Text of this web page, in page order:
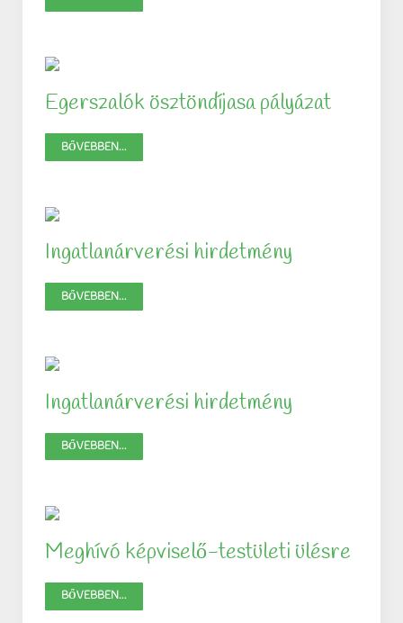
Egerszalók ösztöndíjasa pályázat
BŐVEBBEN...
Ingatlanárverési hirdetmény
BŐVEBBEN...
Ingatlanárverési hirdetmény
BŐVEBBEN...
Meghívó képviselő-testületi ülésre
BŐVEBBEN...